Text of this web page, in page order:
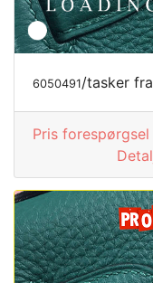
6050491/tasker fra JIMMY CHOO
Pris forespørgsel